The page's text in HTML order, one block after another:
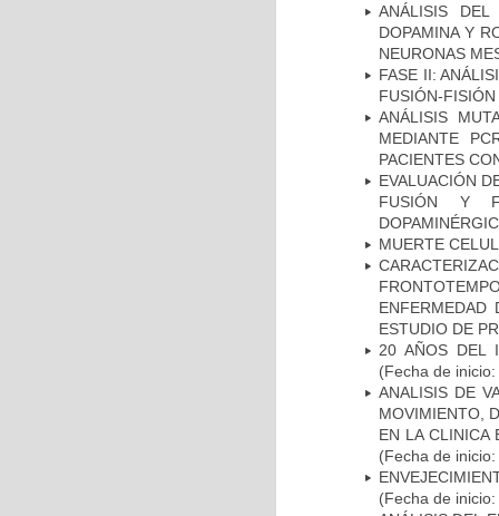
ANÁLISIS
DOPAMINA Y
NEURONAS
FASE II:
FUSIÓN-
ANÁLISIS
MEDIANTE
PACIENTES
EVALUACIÓN
FUSIÓN Y
MUERTE
ENFERMEDAD
ESTUDIO DE
20 AÑOS DEL
(Fecha de
ANALISIS DE
MOVIMIENTO,
EN LA CLINICA
(Fecha de
(Fecha de